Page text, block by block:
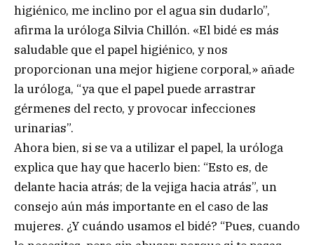
higiénico, me inclino por el agua sin dudarlo”,
afirma la uróloga Silvia Chillón. «El bidé es más
saludable que el papel higiénico, y nos
proporcionan una mejor higiene corporal,» añade
la uróloga, “ya que el papel puede arrastrar
gérmenes del recto, y provocar infecciones
urinarias”.
Ahora bien, si se va a utilizar el papel, la uróloga
explica que hay que hacerlo bien: “Esto es, de
delante hacia atrás; de la vejiga hacia atrás”, un
consejo aún más importante en el caso de las
mujeres. ¿Y cuándo usamos el bidé? “Pues, cuando